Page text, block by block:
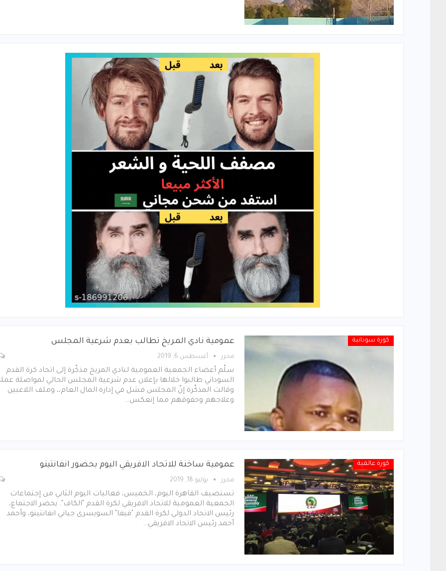
كورة سودانية عمومية نادي المريخ تطالب بعدم شرعية المجلس
محرر أغسطس 6, 2019
سلّم أعضاء الجمعية العمومية لنادي المريخ مذكّرة إلى اتحاد كرة القدم
السوداني طالبوا خلالها بإعلان عدم شرعية المجلس الحالي لمواصلة
وقالت المذكّرة إنّ المجلس فشل في إدارة المال العام،، وملف اللاعبين
وعلاجهم وحقوقهم مما إنعكس…
كورة عالمية عمومية ساخنة للاتحاد الافريقي اليوم بحضور انفانتينو
محرر يوليو 18, 2019
تستضيف القاهرة اليوم، الخميس، فعاليات اليوم الثاني من إجتماعات
الجمعية العمومية للاتحاد الافريقي لكرة القدم "الكاف". يحضر الاجتماع،
رئيس الاتحاد الدولي لكرة القدم "فيفا" السويسرى جياني انفانتينو، وأحمد
أحمد رئيس الاتحاد الافريقي…